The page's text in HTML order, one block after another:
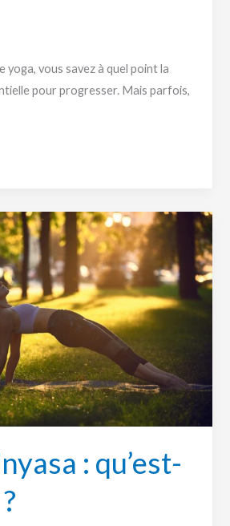
yoga, vous savez à quel point la
pour progresser. Mais parfois,
: qu’est-